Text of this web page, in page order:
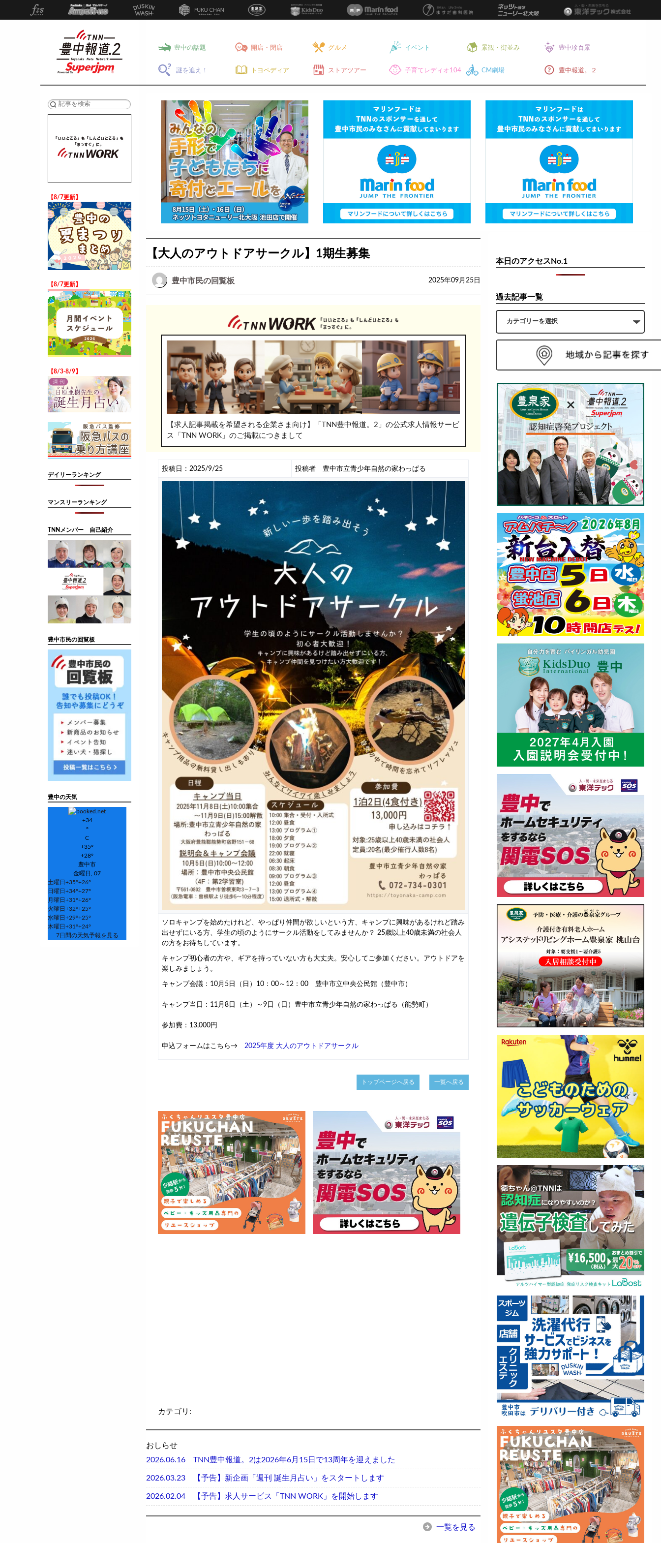
豊中の話題 開店・閉店 グルメ イベント 景観・街並み 豊中珍百景
謎を追え！ トヨペディア ストアツアー 子育てレディオ104 CM劇場 豊中報道。２
【大人のアウトドアサークル】1期生募集
豊中市民の回覧板 2025年09月25日
【求人記事掲載を希望される企業さま向け】「TNN豊中報道。2」の公式求人情報サービ
ス「TNN WORK」のご掲載につきまして
投稿日：2025/9/25 投稿者 豊中市立青少年自然の家わっぱる
ソロキャンプを始めたけれど、やっぱり仲間が欲しいという方、キャンプに興味があるけれど踏み
出せずにいる方、学生の頃のようにサークル活動をしてみませんか？ 25歳以上40歳未満の社会人
の方をお待ちしています。
キャンプ初心者の方や、ギアを持っていない方も大丈夫。安心してご参加ください。アウトドアを
楽しみましょう。
キャンプ会議：10月5日（日）10：00～12：00 豊中市立中央公民館（豊中市）
キャンプ当日：11月8日（土）～9日（日）豊中市立青少年自然の家わっぱる（能勢町）
参加費：13,000円
申込フォームはこちら→ 2025年度 大人のアウトドアサークル
一覧へ戻る
トップページへ戻る
カテゴリ:
おしらせ
2026.06.16
TNN豊中報道。2は2026年6月15日で13周年を迎えました
2026.03.23 【予告】新企画「週刊 誕生月占い」をスタートします
2026.02.04 【予告】求人サービス「TNN WORK」を開始します
一覧を見る
【8/7更新】
【8/7更新】
【8/3-8/9】
デイリーランキング
マンスリーランキング
TNNメンバー 自己紹介
豊中市民の回覧板
豊中の天気
+34
°
C
+35°
+28°
豊中市
金曜日, 07
土曜日 +35°+26°
日曜日 +34°+27°
月曜日 +31°+26°
火曜日 +32°+25°
水曜日 +29°+25°
木曜日 +31°+24°
7日間の天気予報を見る
本日のアクセスNo.1
過去記事一覧